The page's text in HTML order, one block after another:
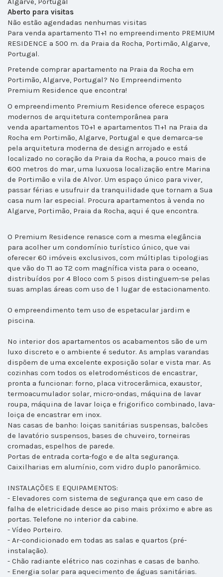
Aberto para visitas
Não estão agendadas nenhumas visitas
Para venda apartamento T1+1 no empreendimento PREMIUM
RESIDENCE a 500 m. da Praia da Rocha, Portimão, Algarve,
Portugal.
Pretende comprar apartamento na Praia da Rocha em
Portimão, Algarve, Portugal? No Empreendimento
Premium Residence que encontra!
O empreendimento Premium Residence oferece espaços
modernos de arquitetura contemporânea para
venda apartamentos T0+1 e apartamentos T1+1 na Praia da
Rocha em Portimão, Algarve, Portugal e que demarca-se
pela arquitetura moderna de design arrojado e está
localizado no coração da Praia da Rocha, a pouco mais de
600 metros do mar, uma luxuosa localização entre Marina
de Portimão e vila de Alvor. Um espaço único para viver,
passar férias e usufruir da tranquilidade que tornam a Sua
casa num lar especial. Procura apartamentos à venda no
Algarve, Portimão, Praia da Rocha, aqui é que encontra.
O Premium Residence renasce com a mesma elegância
para acolher um condomínio turístico único, que vai
oferecer 60 imóveis exclusivos, com múltiplas tipologias
que vão do T1 ao T2 com magnífica vista para o oceano,
distribuídos por 4 Bloco com 5 pisos distinguem-se pelas
suas amplas áreas com uso de 1 lugar de estacionamento.
O empreendimento tem uso de espetacular jardim e
piscina.
No interior dos apartamentos os acabamentos são de um
luxo discreto e o ambiente é sedutor. As amplas varandas
dispõem de uma excelente exposição solar e vista mar. As
cozinhas com todos os eletrodomésticos de encastrar,
pronta a funcionar: forno, placa vitrocerâmica, exaustor,
termoacumulador solar, micro-ondas, máquina de lavar
roupa, máquina de lavar loiça e frigorifico combinado, lava-
loiça de encastrar em inox.
Nas casas de banho: loiças sanitárias suspensas, balcões
de lavatório suspensos, bases de chuveiro, torneiras
cromadas, espelhos de parede.
Portas de entrada corta-fogo e de alta segurança.
Caixilharias em alumínio, com vidro duplo panorâmico.
INSTALAÇÕES E EQUIPAMENTOS:
- Elevadores com sistema de segurança que em caso de
falha de eletricidade desce ao piso mais próximo e abre as
portas. Telefone no interior da cabine.
- Vídeo Porteiro.
- Ar-condicionado em todas as salas e quartos (pré-
instalação).
- Chão radiante elétrico nas cozinhas e casas de banho.
- Energia solar para aquecimento de águas sanitárias.